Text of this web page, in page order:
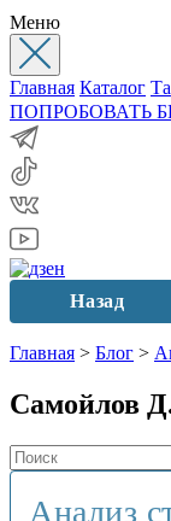
Меню
Главная Каталог
ПОПРОБОВАТЬ
Назад
Главная > Блог >
Самойлов
Анализ